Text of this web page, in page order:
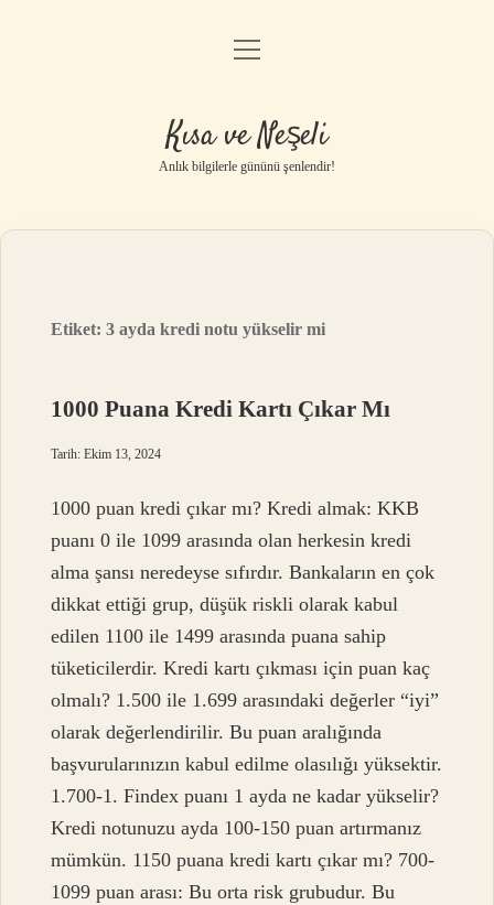
Anasayfa
Yasal Uyarı
menüyü
Kısa ve Neşeli
Anlık bilgilerle gününü şenlendir!
Etiket:3 ayda kredi notu yükselir mi
1000 Puana Kredi Kartı Çıkar Mı
Tarih: Ekim 13, 2024
1000 puan kredi çıkar mı? Kredi almak: KKB
puanı 0 ile 1099 arasında olan herkesin kredi
alma şansı neredeyse sıfırdır. Bankaların en çok
dikkat ettiği grup, düşük riskli olarak kabul
edilen 1100 ile 1499 arasında puana sahip
tüketicilerdir. Kredi kartı çıkması için puan kaç
olmalı? 1.500 ile 1.699 arasındaki değerler “iyi”
olarak değerlendirilir. Bu puan aralığında
başvurularınızın kabul edilme olasılığı yüksektir.
1.700-1. Findex puanı 1 ayda ne kadar yükselir?
Kredi notunuzu ayda 100-150 puan artırmanız
mümkün. 1150 puana kredi kartı çıkar mı? 700-
1099 puan arası: Bu orta risk grubudur. Bu